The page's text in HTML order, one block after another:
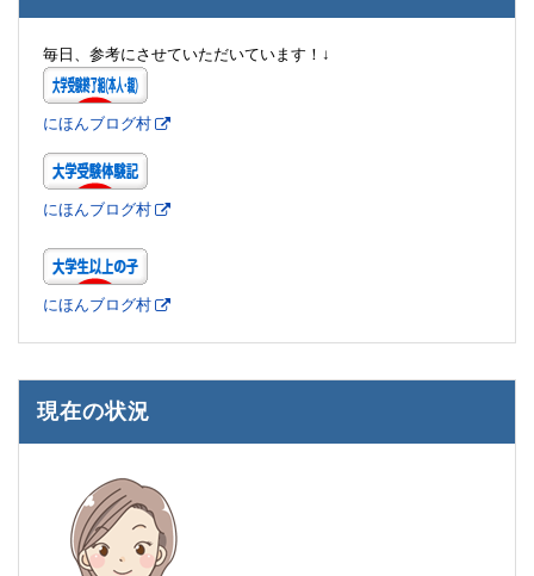
毎日、参考にさせていただいています！↓
にほんブログ村
にほんブログ村
にほんブログ村
現在の状況